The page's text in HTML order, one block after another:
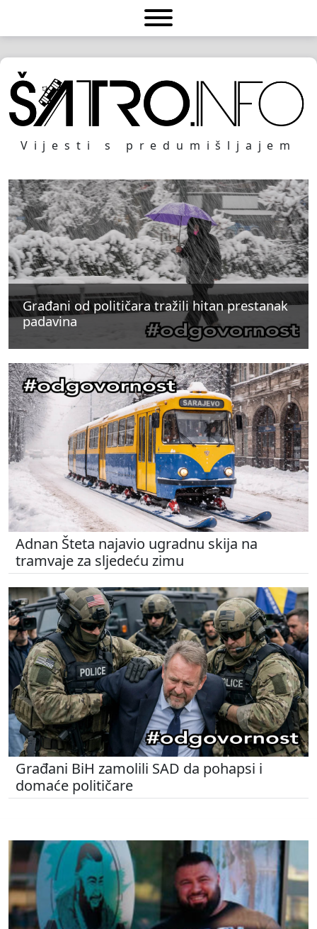
Vijesti s predumišljajem
Građani od političara tražili hitan prestanak
padavina
Građani od političara tražili hitan prestanak
padavina
Građani od političara tražili hitan prestanak
padavina
Adnan Šteta najavio ugradnu skija na
tramvaje za sljedeću zimu
Građani BiH zamolili SAD da pohapsi i
domaće političare